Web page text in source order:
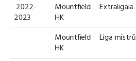
2022-
2023
Mountfield
HK
Extraligaia
Mountfield
HK
Liga mistrů